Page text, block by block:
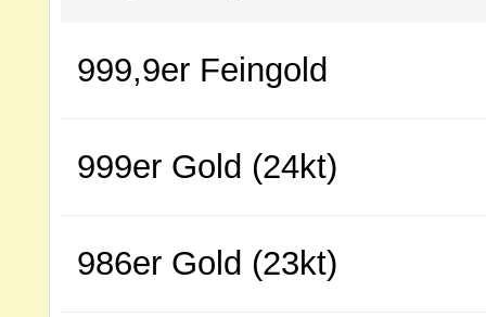
999,9er Feingold
999er Gold (24kt)
986er Gold (23kt)